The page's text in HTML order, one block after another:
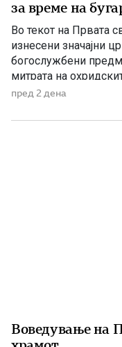
за време на
Во текот на Првата
изнесени значајни
богослужбени
митрата на
жезол. По
држави, а
пред 2 дена
Воведување на